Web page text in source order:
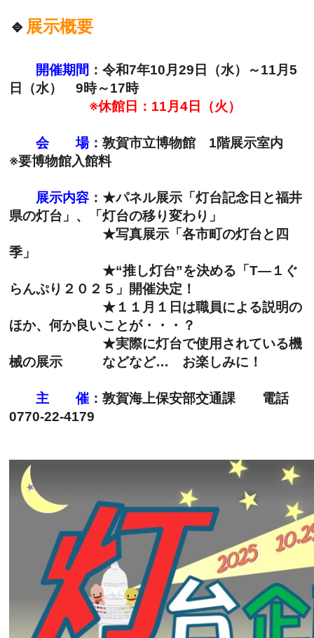
🔹 展示概要
開催期間 ： 令和7年10月29日（水）～11月5
日（水） 9時～17時
※休館日：11月4日（火）
会 場：敦賀市立博物館 1階展示室内
※要博物館入館料
展示内容： ★パネル展示「灯台記念日と福井
県の灯台」、「灯台の移り変わり」
★写真展示「各市町の灯台と四
季」
★“推し灯台”を決める「T―１ぐ
らんぷり２０２５」開催決定！
★１１月１日は職員による説明の
ほか、何か良いことが・・・？
★実際に灯台で使用されている機
械の展示 などなど… お楽しみに！
主 催： 敦賀海上保安部交通課 電話
0770-22-4179